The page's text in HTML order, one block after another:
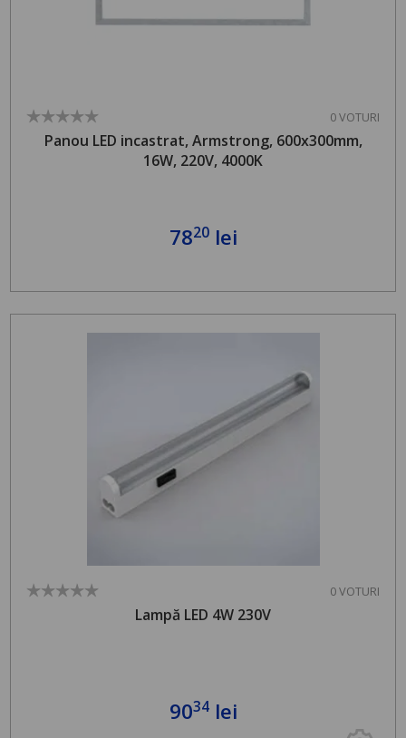
0 VOTURI
Panou LED incastrat, Armstrong, 600x300mm,
16W, 220V, 4000K
7820lei
0 VOTURI
Lampă LED 4W 230V
9034lei